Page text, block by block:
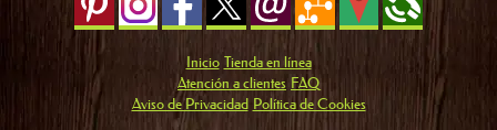
Inicio Tienda en línea
Atención a clientes FAQ
Aviso de Privacidad Política de Cookies